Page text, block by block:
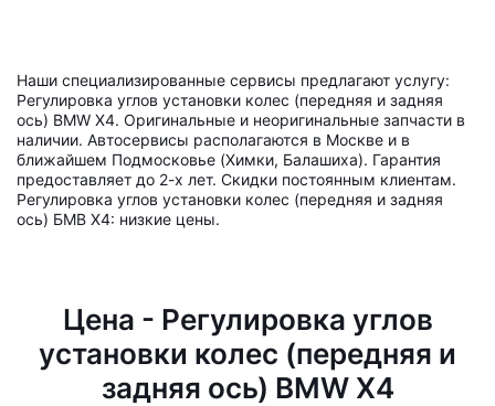
Наши специализированные сервисы предлагают услугу:
Регулировка углов установки колес (передняя и задняя
ось) BMW X4. Оригинальные и неоригинальные запчасти в
наличии. Автосервисы располагаются в Москве и в
ближайшем Подмосковье (Химки, Балашиха). Гарантия
предоставляет до 2-х лет. Скидки постоянным клиентам.
Регулировка углов установки колес (передняя и задняя
ось) БМВ Х4: низкие цены.
Цена - Регулировка углов
установки колес (передняя и
задняя ось) BMW X4